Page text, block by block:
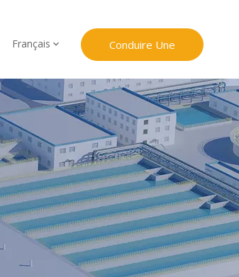
Français Conduire Une
Investigation